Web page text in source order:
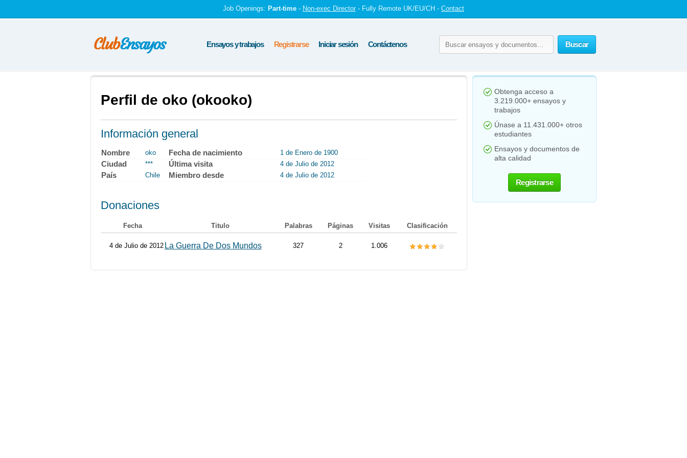
Job Openings: Part-time - Non-exec Director - Fully Remote UK/EU/CH - Contact
Buscar
Ensayos y trabajos Registrarse Iniciar sesión Contáctenos
Perfil de oko (okooko)
Información general
Nombre oko Fecha de nacimiento 1 de Enero de 1900
Ciudad *** Última visita 4 de Julio de 2012
País Chile Miembro desde 4 de Julio de 2012
Donaciones
Fecha Titulo Palabras Páginas Visitas Clasificación
4 de Julio de 2012 La Guerra De Dos Mundos 327 2 1.006
Obtenga acceso a
3.219.000+ ensayos y
trabajos
Únase a 11.431.000+ otros
estudiantes
Ensayos y documentos de
alta calidad
Registrarse